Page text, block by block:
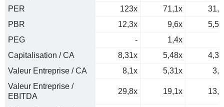
PER 123x 71,1x
PBR
12,3x 9,6x
PEG
- 1,4x
Capitalisation / CA
8,31x 5,48x
Valeur Entreprise / CA
8,1x 5,31x
Valeur Entreprise /
EBITDA
29,8x 19,1x